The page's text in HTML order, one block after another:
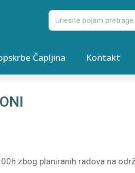
Čapljina Kontakt
zbog planiranih radova na